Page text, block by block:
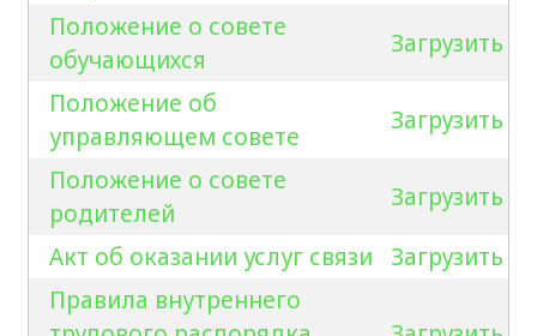
Положение о совете
обучающихся
Загрузить
Положение об
управляющем совете
Загрузить
Положение о совете
родителей
Загрузить
Акт об оказании услуг связи
Загрузить
Правила внутреннего